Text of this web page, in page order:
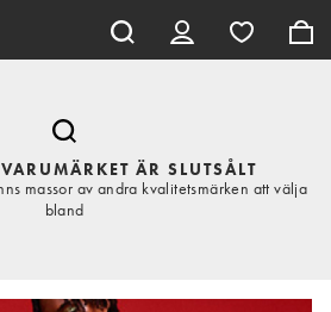
ÄR SLUTSÅLT
massor av andra kvalitetsmärken att välja
bland